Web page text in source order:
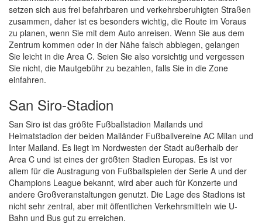
setzen sich aus frei befahrbaren und verkehrsberuhigten Straßen
zusammen, daher ist es besonders wichtig, die Route im Voraus
zu planen, wenn Sie mit dem Auto anreisen. Wenn Sie aus dem
Zentrum kommen oder in der Nähe falsch abbiegen, gelangen
Sie leicht in die Area C. Seien Sie also vorsichtig und vergessen
Sie nicht, die Mautgebühr zu bezahlen, falls Sie in die Zone
einfahren.
San Siro-Stadion
San Siro ist das größte Fußballstadion Mailands und
Heimatstadion der beiden Mailänder Fußballvereine AC Milan und
Inter Mailand. Es liegt im Nordwesten der Stadt außerhalb der
Area C und ist eines der größten Stadien Europas. Es ist vor
allem für die Austragung von Fußballspielen der Serie A und der
Champions League bekannt, wird aber auch für Konzerte und
andere Großveranstaltungen genutzt. Die Lage des Stadions ist
nicht sehr zentral, aber mit öffentlichen Verkehrsmitteln wie U-
Bahn und Bus gut zu erreichen.